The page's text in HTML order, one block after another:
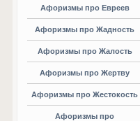
Афоризмы про Евреев
Афоризмы про Жадность
Афоризмы про Жалость
Афоризмы про Жертву
Афоризмы про Жестокость
Афоризмы про